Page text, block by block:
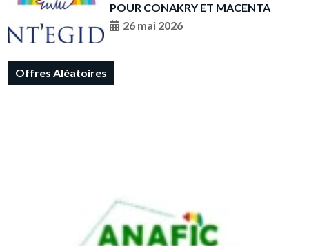
POUR CONAKRY ET MACENTA
26 mai 2026
Offres Aléatoires